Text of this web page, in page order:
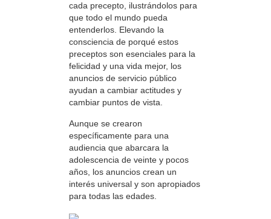
cada precepto, ilustrándolos para
que todo el mundo pueda
entenderlos. Elevando la
consciencia de porqué estos
preceptos son esenciales para la
felicidad y una vida mejor, los
anuncios de servicio público
ayudan a cambiar actitudes y
cambiar puntos de vista.
Aunque se crearon
específicamente para una
audiencia que abarcara la
adolescencia de veinte y pocos
años, los anuncios crean un
interés universal y son apropiados
para todas las edades.